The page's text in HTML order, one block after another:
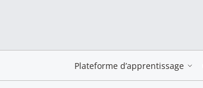
Plateforme d’apprentissage